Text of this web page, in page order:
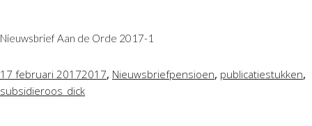
Nieuwsbrief Aan de Orde 2017-1
17 februari 20172017, Nieuwsbriefpensioen, publicatiestukken,
subsidieroos_dick